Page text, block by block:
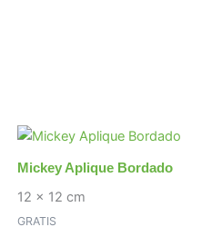
Mickey Aplique Bordado
12 x 12 cm
GRATIS